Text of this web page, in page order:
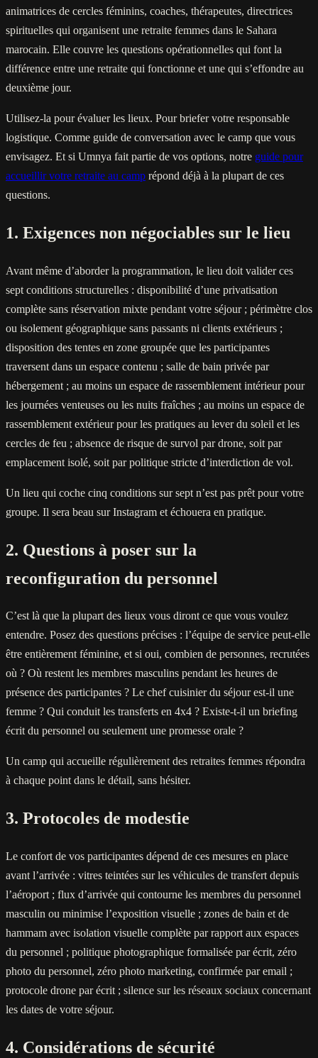
animatrices de cercles féminins, coaches, thérapeutes, directrices
spirituelles qui organisent une retraite femmes dans le Sahara
marocain. Elle couvre les questions opérationnelles qui font la
différence entre une retraite qui fonctionne et une qui s’effondre au
deuxième jour.
Utilisez-la pour évaluer les lieux. Pour briefer votre responsable
logistique. Comme guide de conversation avec le camp que vous
envisagez. Et si Umnya fait partie de vos options, notre guide pour
accueillir votre retraite au camp répond déjà à la plupart de ces
questions.
1. Exigences non négociables sur le lieu
Avant même d’aborder la programmation, le lieu doit valider ces
sept conditions structurelles : disponibilité d’une privatisation
complète sans réservation mixte pendant votre séjour ; périmètre clos
ou isolement géographique sans passants ni clients extérieurs ;
disposition des tentes en zone groupée que les participantes
traversent dans un espace contenu ; salle de bain privée par
hébergement ; au moins un espace de rassemblement intérieur pour
les journées venteuses ou les nuits fraîches ; au moins un espace de
rassemblement extérieur pour les pratiques au lever du soleil et les
cercles de feu ; absence de risque de survol par drone, soit par
emplacement isolé, soit par politique stricte d’interdiction de vol.
Un lieu qui coche cinq conditions sur sept n’est pas prêt pour votre
groupe. Il sera beau sur Instagram et échouera en pratique.
2. Questions à poser sur la
reconfiguration du personnel
C’est là que la plupart des lieux vous diront ce que vous voulez
entendre. Posez des questions précises : l’équipe de service peut-elle
être entièrement féminine, et si oui, combien de personnes, recrutées
où ? Où restent les membres masculins pendant les heures de
présence des participantes ? Le chef cuisinier du séjour est-il une
femme ? Qui conduit les transferts en 4x4 ? Existe-t-il un briefing
écrit du personnel ou seulement une promesse orale ?
Un camp qui accueille régulièrement des retraites femmes répondra
à chaque point dans le détail, sans hésiter.
3. Protocoles de modestie
Le confort de vos participantes dépend de ces mesures en place
avant l’arrivée : vitres teintées sur les véhicules de transfert depuis
l’aéroport ; flux d’arrivée qui contourne les membres du personnel
masculin ou minimise l’exposition visuelle ; zones de bain et de
hammam avec isolation visuelle complète par rapport aux espaces
du personnel ; politique photographique formalisée par écrit, zéro
photo du personnel, zéro photo marketing, confirmée par email ;
protocole drone par écrit ; silence sur les réseaux sociaux concernant
les dates de votre séjour.
4. Considérations de sécurité